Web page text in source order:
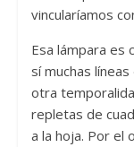
vincularíamos
Esa lámpara es
sí muchas
otra
repletas de
a la hoja. Por el